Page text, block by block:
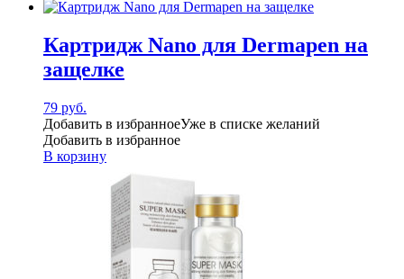
Картридж Nano для Dermapen на
защелке
79 руб.
Добавить в избранноеУже в списке желаний
Добавить в избранное
В корзину